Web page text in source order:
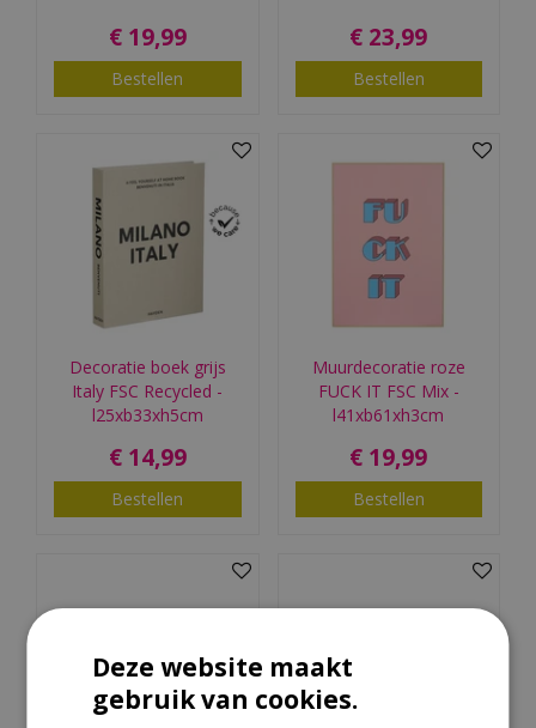
€ 19,99
Bestellen
€ 23,99
Bestellen
Decoratie boek grijs
Italy FSC Recycled -
l25xb33xh5cm
€ 14,99
Bestellen
Muurdecoratie roze
FUCK IT FSC Mix -
l41xb61xh3cm
€ 19,99
Bestellen
Deze website maakt
gebruik van cookies.